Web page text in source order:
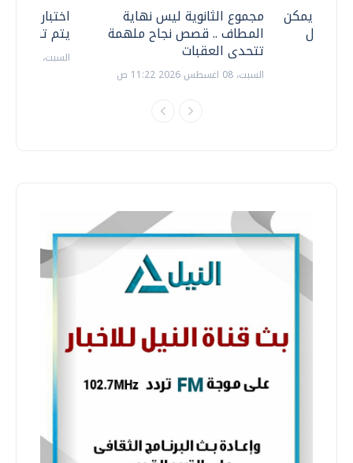
اختبارات
يتم
السبت، 18 يوليو 2026 09:22 ص
مجموع الثانوية ليس نهاية
المطاف .. قصص نجاح ملهمة
تتحدى العقبات
السبت، 08 اغسطس 2026 11:22 ص
.. هل يمكن
نتعامل